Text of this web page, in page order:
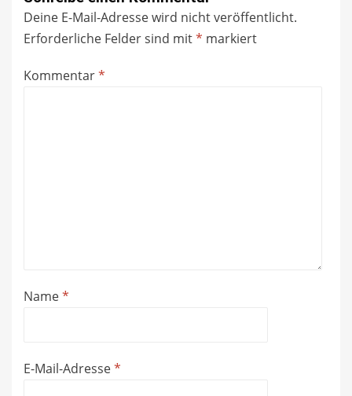
Deine E-Mail-Adresse wird nicht veröffentlicht.
Erforderliche Felder sind mit* markiert
Kommentar*
Name*
E-Mail-Adresse*